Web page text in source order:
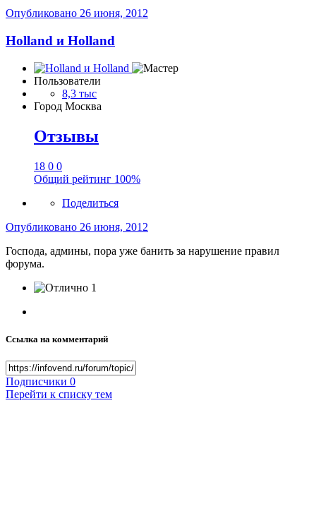
Опубликовано 26 июня, 2012
Holland и Holland
Пользователи
8,3 тыс
Город Москва
Отзывы
18 0 0
Общий рейтинг 100%
Поделиться
Опубликовано 26 июня, 2012
Господа, админы, пора уже банить за нарушение правил
форума.
1
Ссылка на комментарий
Подписчики 0
Перейти к списку тем